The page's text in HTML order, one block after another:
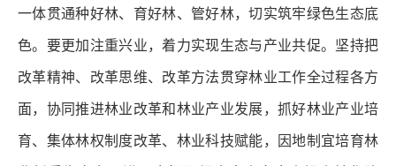
一体贯通种好林、育好林、管好林，切实筑牢绿色生态底
色。要更加注重兴业，着力实现生态与产业共促。坚持把
改革精神、改革思维、改革方法贯穿林业工作全过程各方
面，协同推进林业改革和林业产业发展，抓好林业产业培
育、集体林权制度改革、林业科技赋能，因地制宜培育林